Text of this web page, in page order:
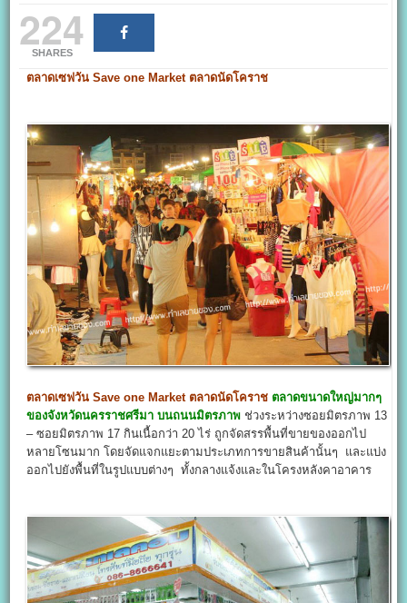
224
SHARES
ตลาดเซฟวัน Save one Market ตลาดนัดโคราช
ตลาดเซฟวัน Save one Market ตลาดนัดโคราช ตลาดขนาดใหญ่มากๆ
ของจังหวัดนครราชศรีมา บนถนนมิตรภาพ ช่วงระหว่างซอยมิตรภาพ 13
– ซอยมิตรภาพ 17 กินเนื้อกว่า 20 ไร่ ถูกจัดสรรพื้นที่ขายของออกไป
หลายโซนมาก โดยจัดแจกแยะตามประเภทการขายสินค้านั้นๆ และแบ่ง
ออกไปยังพื้นที่ในรูปแบบต่างๆ ทั้งกลางแจ้งและในโครงหลังคาอาคาร